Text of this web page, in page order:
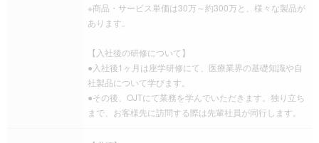
※商品・サービス単価は30万～約300万と、様々な製品が
あります。
【入社後の研修について】
●入社後1ヶ月は座学研修にて、医療業界の基礎知識や自
社製品について学びます。
●その後、OJTにて業務を学んでいただきます。独り立ち
まで、お客様先に訪問する際は先輩社員が同行します。